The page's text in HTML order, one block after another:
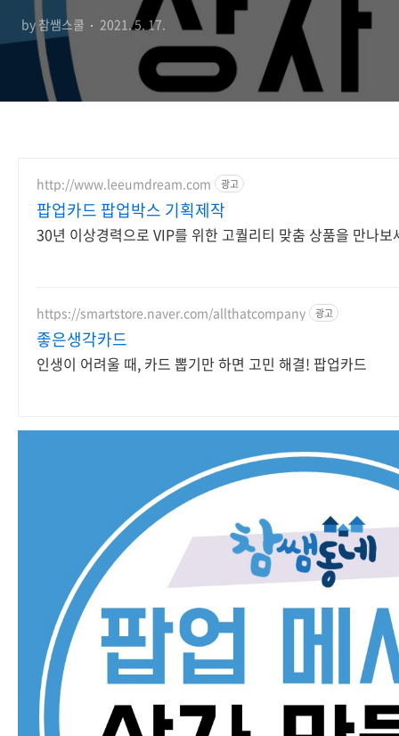
by 참쌤스쿨 2021. 5. 17.
http://www.leeumdream.com 광고
팝업카드 팝업박스 기획제작
30년 이상경력으로 VIP를 위한 고퀄리티 맞춤 상품을 만나보
https://smartstore.naver.com/allthatcompany 광고
좋은생각카드
인생이 어려울 때, 카드 뽑기만 하면 고민 해결! 팝업카드